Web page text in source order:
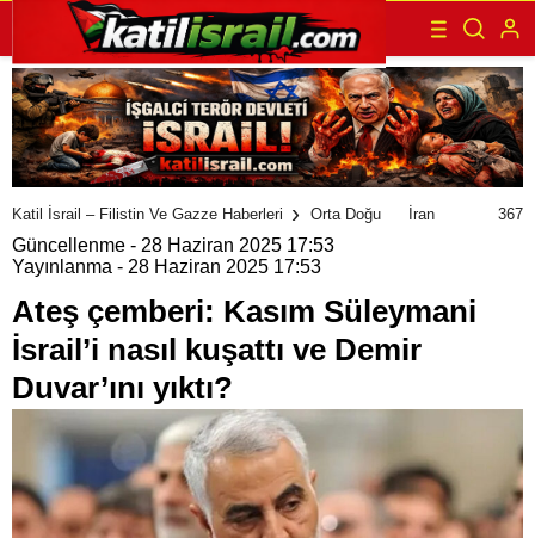
Katil İsrail – Filistin Ve Gazze Haberleri Orta Doğu İran 367
Güncellenme - 28 Haziran 2025 17:53
Yayınlanma - 28 Haziran 2025 17:53
Ateş çemberi: Kasım Süleymani
İsrail’i nasıl kuşattı ve Demir
Duvar’ını yıktı?